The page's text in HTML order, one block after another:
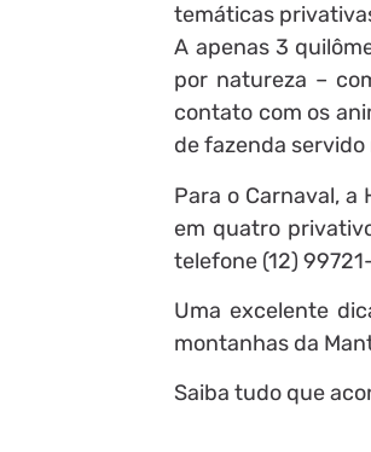
temáticas
A apenas 3
por natureza –
contato com os
de fazenda
Para o Carnaval, a
em quatro
telefone (12)
Uma excelente
montanhas da
Saiba tudo que